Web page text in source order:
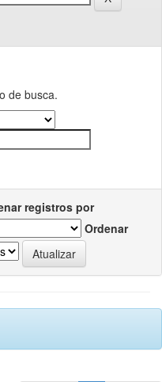
de busca.
registros por
Ordenar